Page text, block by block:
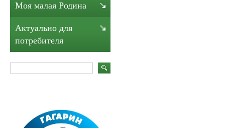
Моя малая Родина
Актуально для
потребителя